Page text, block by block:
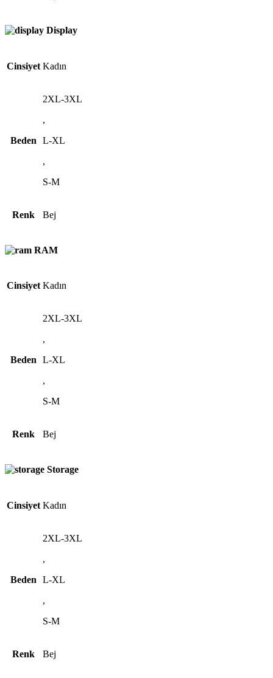
Display
Cinsiyet Kadın
Beden
2XL-3XL
,
L-XL
,
S-M
Renk Bej
RAM
Cinsiyet Kadın
Beden
2XL-3XL
,
L-XL
,
S-M
Renk Bej
Storage
Cinsiyet Kadın
Beden
2XL-3XL
,
L-XL
,
S-M
Renk Bej